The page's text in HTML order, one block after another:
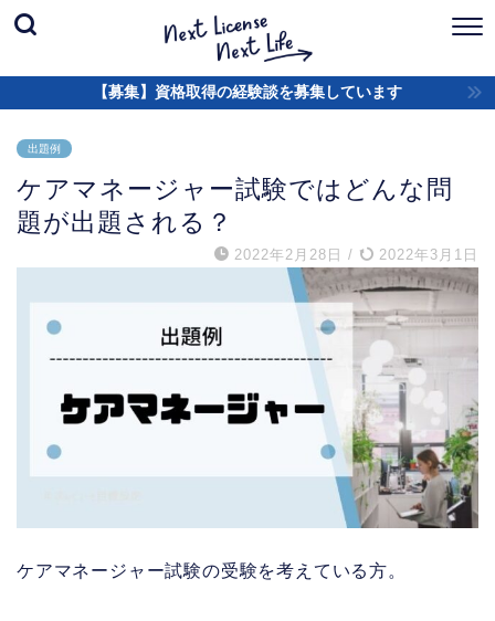
【募集】資格取得の経験談を募集しています
出題例
ケアマネージャー試験ではどんな問
題が出題される？
2022年2月28日 / 2022年3月1日
ケアマネージャー試験の受験を考えている方。